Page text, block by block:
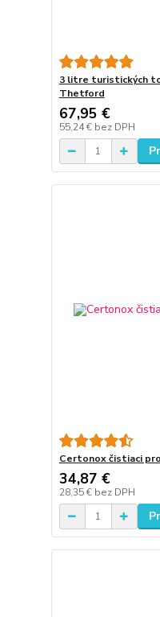
3 litre turistických
Thetford
67,95 €
55,24 € bez DPH
Certonox čistiaci
34,87 €
28,35 € bez DPH